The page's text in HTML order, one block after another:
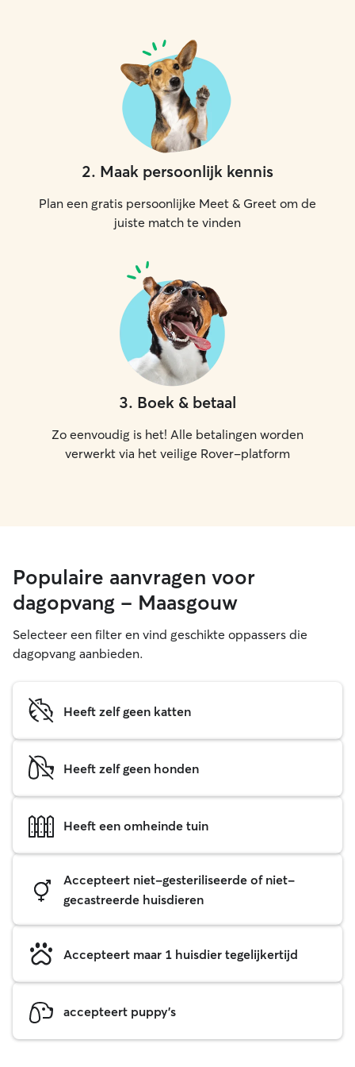
2. Maak persoonlijk kennis
Plan een gratis persoonlijke Meet & Greet om de
juiste match te vinden
3. Boek & betaal
Zo eenvoudig is het! Alle betalingen worden
verwerkt via het veilige Rover-platform
Populaire aanvragen voor
dagopvang - Maasgouw
Selecteer een filter en vind geschikte oppassers die
dagopvang aanbieden.
Heeft zelf geen katten
Heeft zelf geen honden
Heeft een omheinde tuin
Accepteert niet-gesteriliseerde of niet-
gecastreerde huisdieren
Accepteert maar 1 huisdier tegelijkertijd
accepteert puppy's